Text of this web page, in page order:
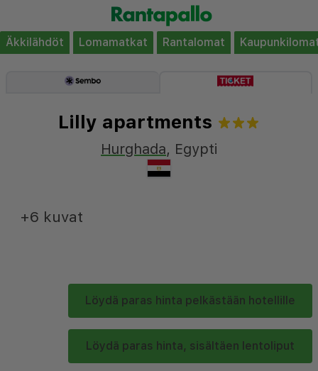
Äkkilähdöt Lomamatkat Rantalomat
Lilly apartments
Hurghada, Egypti
Löydä paras hinta pelkästään hotellille
Löydä paras hinta, sisältäen lentoliput
+6 kuvat